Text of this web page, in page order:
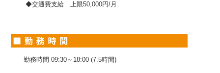
◆交通費支給 上限50,000円/月
勤務時間 09:30～18:00 (7.5時間)